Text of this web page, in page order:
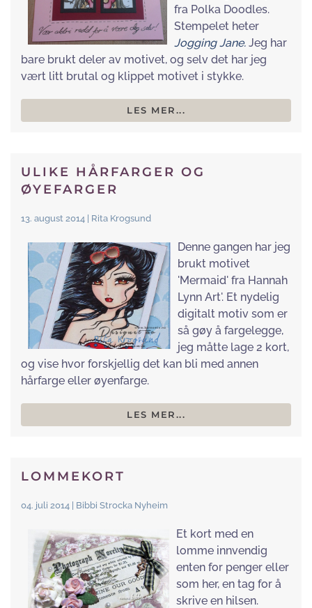
fra Polka Doodles.
Stempelet heter
Jogging Jane. Jeg har
bare brukt deler av motivet, og selv det har jeg
vært litt brutal og klippet motivet i stykke.
LES MER...
ULIKE HÅRFARGER OG
ØYEFARGER
13. august 2014 | Rita Krogsund
Denne gangen har jeg
brukt motivet
'Mermaid' fra Hannah
Lynn Art'. Et nydelig
digitalt motiv som er
så gøy å fargelegge,
jeg måtte lage 2 kort,
og vise hvor forskjellig det kan bli med annen
hårfarge eller øyenfarge.
LES MER...
LOMMEKORT
04. juli 2014 | Bibbi Strocka Nyheim
Et kort med en
lomme innvendig
enten for penger eller
som her, en tag for å
skrive en hilsen.